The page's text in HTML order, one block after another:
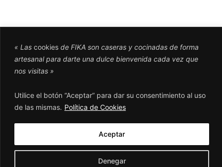
« Las cookies de FIKA son caseras y cocinadas de forma
artesanal para darte una dulce bienvenida cada vez que
nos visitas »
Utilice el botón “Aceptar” para dar su consentimiento al uso
de las mismas. Política de Cookies
Denegar
Aceptar
WHATSAPPEANOS!​
POLÍTICA DE PRIVACIDAD
POLÍTICA DE COOKIES
POLÍTICA DE DEVOLUCIONES